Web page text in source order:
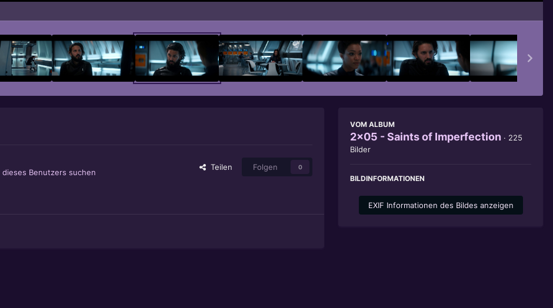
dieses Benutzers suchen
Teilen Folgen 0
VOM ALBUM
2x05 - Saints of Imperfection · 225
Bilder
BILDINFORMATIONEN
EXIF Informationen des Bildes anzeigen